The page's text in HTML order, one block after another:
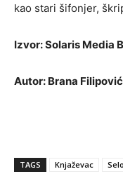
kao stari šifonjer,
Izvor: Solaris Media
Autor: Brana Filipović
TAGS Knjaževac